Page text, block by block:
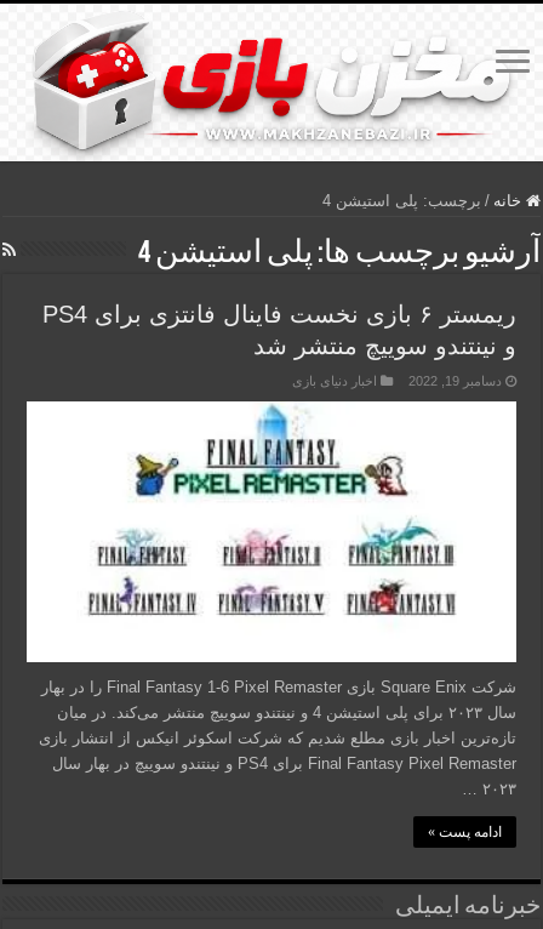
خانه / برچسب: پلی استیشن 4
آرشیو برچسب ها:پلی استیشن 4
ریمستر ۶ بازی نخست فاینال فانتزی برای PS4
و نینتندو سوییچ منتشر شد
دسامبر 19, 2022 اخبار دنیای بازی
شرکت Square Enix بازی Final Fantasy 1-6 Pixel Remaster را در بهار
سال ۲۰۲۳ برای پلی استیشن 4 و نینتندو سوییچ منتشر می‌کند. در میان
تازه‌ترین اخبار بازی مطلع شدیم که شرکت اسکوئر انیکس از انتشار بازی
Final Fantasy Pixel Remaster برای PS4 و نینتندو سوییچ در بهار سال
۲۰۲۳ …
ادامه پست »
خبرنامه ایمیلی